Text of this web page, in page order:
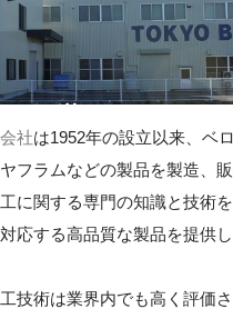
社は1952年の設立以来、ベ
フラムなどの製品を製造、
に関する専門の知識と技術
応する高品質な製品を提供し
技術は業界内でも高く評価